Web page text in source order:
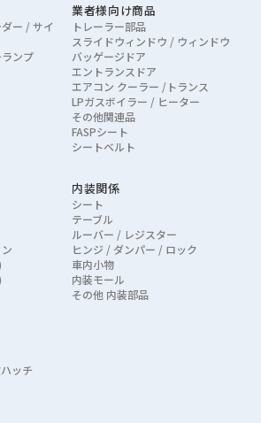
ー / サイ
ンプ
業者様向け商品
トレーラー部品
スライドウィンドウ / ウィンドウ
バッゲージドア
エントランスドア
エアコン クーラー /トランス
LPガスボイラー / ヒーター
その他関連品
FASPシート
シートベルト
ッチ
内装関係
シート
テーブル
ルーバー / レジスター
ヒンジ / ダンパー / ロック
車内小物
内装モール
その他 内装部品